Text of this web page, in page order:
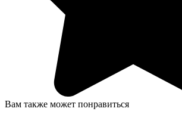
Вам также может понравиться